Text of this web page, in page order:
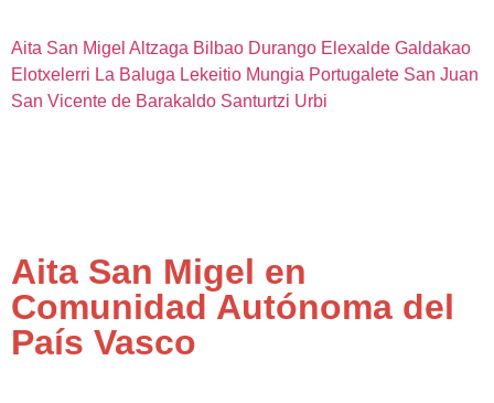
Aita San Migel Altzaga Bilbao Durango Elexalde Galdakao
Elotxelerri La Baluga Lekeitio Mungia Portugalete San Juan
San Vicente de Barakaldo Santurtzi Urbi
Aita San Migel en
Comunidad Autónoma del
País Vasco